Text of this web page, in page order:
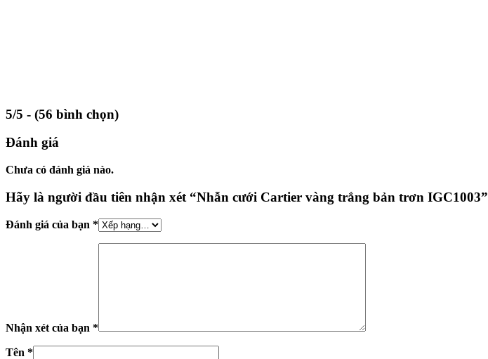
5/5 - (56 bình chọn)
Đánh giá
Chưa có đánh giá nào.
Hãy là người đầu tiên nhận xét “Nhẫn cưới Cartier vàng trắng bản trơn IGC1003”
Đánh giá của bạn *
Nhận xét của bạn *
Tên *